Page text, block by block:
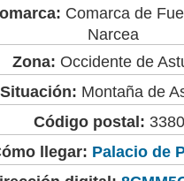
Comarca de
Narcea
Zona: Occidente de
Situación: Montaña de
Código postal:
llegar: Palacio de